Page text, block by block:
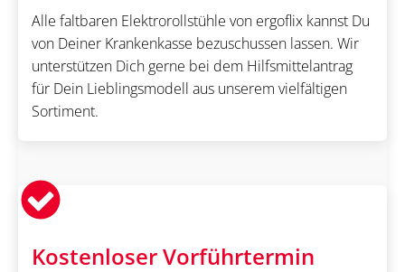
Alle faltbaren Elektrorollstühle von ergoflix kannst Du
von Deiner Krankenkasse bezuschussen lassen. Wir
unterstützen Dich gerne bei dem Hilfsmittelantrag
für Dein Lieblingsmodell aus unserem vielfältigen
Sortiment.
Kostenloser Vorführtermin